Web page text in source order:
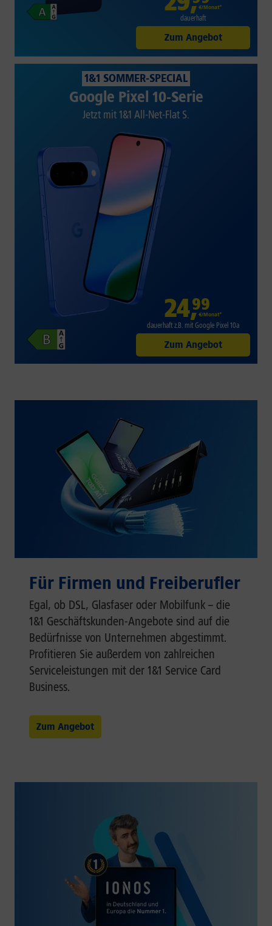
€/Monat*
dauerhaft
Zum Angebot
1&1 SOMMER-SPECIAL
Google Pixel 10-Serie
Jetzt mit 1&1 All-Net-Flat S.
24,99
€/Monat*
dauerhaft z.B. mit Google Pixel 10a
Zum Angebot
Für Firmen und Freiberufler
Egal, ob DSL, Glasfaser oder Mobilfunk – die
1&1 Geschäftskunden-Angebote sind auf die
Bedürfnisse von Unternehmen abgestimmt.
Profitieren Sie außerdem von zahlreichen
Serviceleistungen mit der 1&1 Service Card
Business.
Zum Angebot